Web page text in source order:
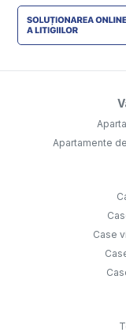
Apartamente
Case